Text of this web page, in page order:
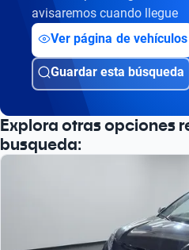
avisaremos cuando llegue
Ver página de vehículos
Guardar esta búsqueda
Explora otras opciones
busqueda: